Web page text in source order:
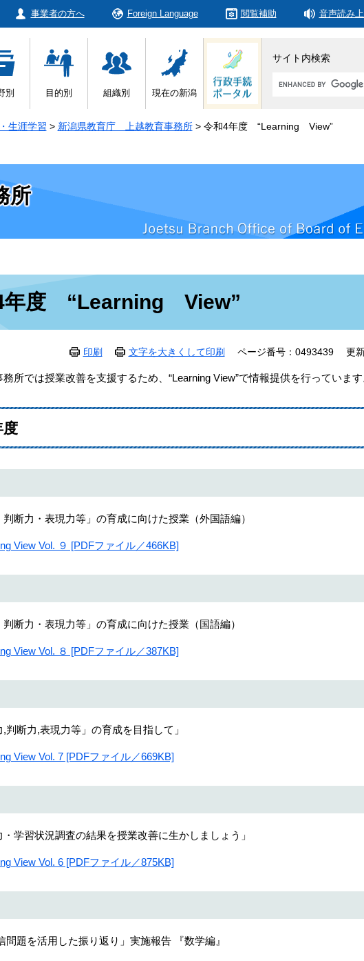
事業者の方へ Foreign Language 閲覧補助 音声読み
別 目的別 組織別 現在の新潟
サイト内検索
Google
索
生涯学習 > 新潟県教育庁 上越教育事務所 > 令和4年度 “Learning View”
所
年度 “Learning View”
印刷 文字を大きくして印刷 ページ番号：0493439 更
務所では授業改善を支援するため、“Learning View”で情報提供を行っています
度
判断力・表現力等」の育成に向けた授業（外国語編）
View Vol. ９ [PDFファイル／466KB]
判断力・表現力等」の育成に向けた授業（国語編）
View Vol. ８ [PDFファイル／387KB]
,判断力,表現力等」の育成を目指して」
View Vol. 7 [PDFファイル／669KB]
・学習状況調査の結果を授業改善に生かしましょう」
View Vol. 6 [PDFファイル／875KB]
問題を活用した振り返り」実施報告 『数学編』